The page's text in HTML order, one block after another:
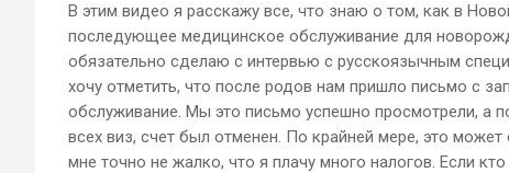
В этим видео я расскажу все, что знаю о том, как в
последующее медицинское обслуживание для
обязательно сделаю с интервью с русскоязычным
хочу отметить, что после родов нам пришло письмо с
обслуживание. Мы это письмо успешно просмотрели, а
всех виз, счет был отменен. По крайней мере, это
мне точно не жалко, что я плачу много налогов. Если